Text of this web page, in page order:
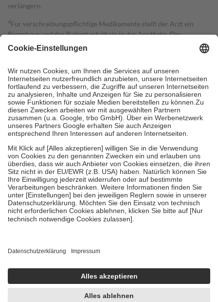
verlängern.
4Für verschreibungspflichtige Medikamente stellt der Arzt ein
Rezept aus und der Patient erhält sie in der Apotheke. Die
gesetzliche Krankenversicherung übernimmt in der Regel die
Kosten dafür, der Versicherte trägt einen Teil davon als Zuzahlung
Grundsätzlich leisten Mitglieder Zuzahlungen in Höhe von zehn
Prozent des Abgabepreises,mindestens jedochfünf Euround
höchstens zehn Euro.Es sind jedoch nie mehr als die tatsächlichen
Kosten der Leistung zu entrichten.
Diese Regeln gelten grundsätzlich auch für Online-Apotheken.
Bei Heilmitteln und häuslicher Krankenpflege beträgt die
Zuzahlung zehn Prozent der Kosten sowie zehn Euro je
Verordnung.
Um das Engagement der Versicherten für ihre eigene Gesundheit zu
stärken und die besondere Stellung der Familie zu unterstützen,
fallenkeine Zuzahlungenan bei:
• Kindern und Jugendlichen bis zum vollendeten 18. Lebensjahr
mit Ausnahme der Fahrkosten
• Untersuchungen zur Vorsorge und Früherkennung, die von der
GKV getragen werden
Einholung von Bewertungen. Trusted Shops hat Maßnahmen
getroffen, um sicherzustellen, dass es sich um echte Bewertungen
handelt. Mehr Informationen findest du hier:
https://help.etrusted.com/hc/de/articles/4419944605341